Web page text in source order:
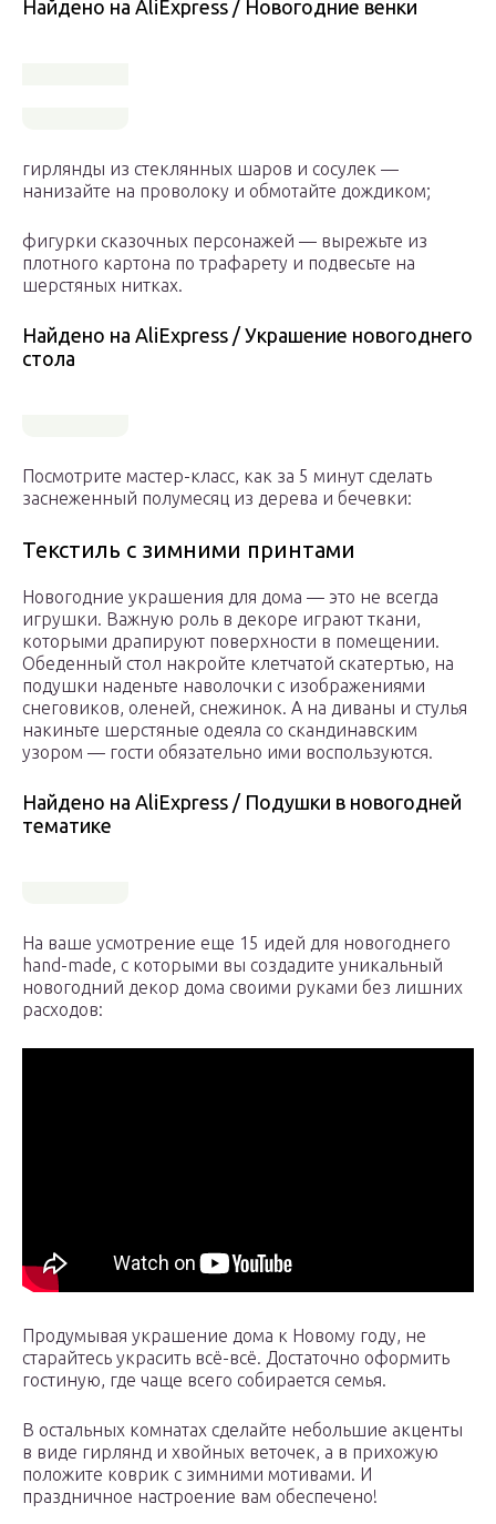
Найдено на AliExpress / Новогодние венки
гирлянды из стеклянных шаров и сосулек —
нанизайте на проволоку и обмотайте дождиком;
фигурки сказочных персонажей — вырежьте из
плотного картона по трафарету и подвесьте на
шерстяных нитках.
Найдено на AliExpress / Украшение новогоднего
стола
Посмотрите мастер-класс, как за 5 минут сделать
заснеженный полумесяц из дерева и бечевки:
Текстиль с зимними принтами
Новогодние украшения для дома — это не всегда
игрушки. Важную роль в декоре играют ткани,
которыми драпируют поверхности в помещении.
Обеденный стол накройте клетчатой скатертью, на
подушки наденьте наволочки с изображениями
снеговиков, оленей, снежинок. А на диваны и стулья
накиньте шерстяные одеяла со скандинавским
узором — гости обязательно ими воспользуются.
Найдено на AliExpress / Подушки в новогодней
тематике
На ваше усмотрение еще 15 идей для новогоднего
hand-made, с которыми вы создадите уникальный
новогодний декор дома своими руками без лишних
расходов:
Продумывая украшение дома к Новому году, не
старайтесь украсить всё-всё. Достаточно оформить
гостиную, где чаще всего собирается семья.
В остальных комнатах сделайте небольшие акценты
в виде гирлянд и хвойных веточек, а в прихожую
положите коврик с зимними мотивами. И
праздничное настроение вам обеспечено!